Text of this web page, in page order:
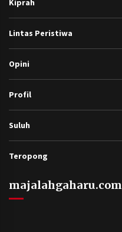
Kiprah
Lintas Peristiwa
Opini
Profil
Suluh
Teropong
majalahgaharu.com